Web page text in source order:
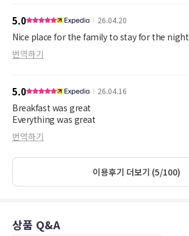
5.0 26.04.20
Nice place for the family to stay for the night
번역하기
5.0 26.04.16
Breakfast was great
번역하기
이용후기 더보기 (5/100)
상품 Q&A